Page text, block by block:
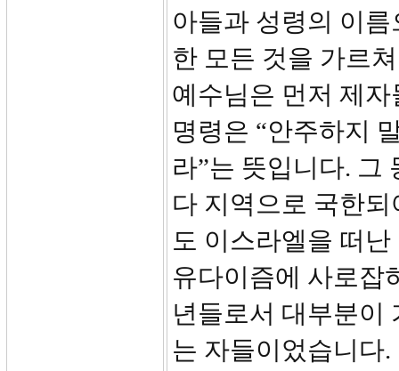
아들과 성령의 이
한 모든 것을 가르
예수님은 먼저 제자
명령은 “안주하지
라”는 뜻입니다. 그
다 지역으로 국한
도 이스라엘을 떠
유다이즘에 사로잡
년들로서 대부분이
는 자들이었습니다